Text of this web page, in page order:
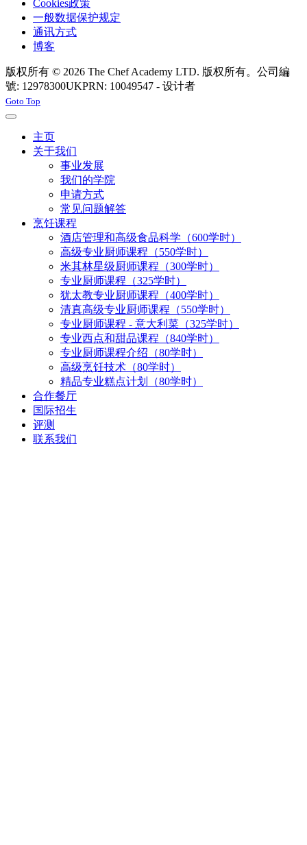
Cookies政策
一般数据保护规定
通讯方式
博客
版权所有 © 2026 The Chef Academy LTD. 版权所有。公司編
號: 12978300UKPRN: 10049547 - 设计者
Joomla! 3 Templates
Goto Top
主页
关于我们
事业发展
我们的学院
申请方式
常见问题解答
烹饪课程
酒店管理和高级食品科学（600学时）
高级专业厨师课程（550学时）
米其林星级厨师课程（300学时）
专业厨师课程（325学时）
犹太教专业厨师课程（400学时）
清真高级专业厨师课程（550学时）
专业厨师课程 - 意大利菜（325学时）
专业西点和甜品课程（840学时）
专业厨师课程介绍（80学时）
高级烹饪技术（80学时）
精品专业糕点计划（80学时）
合作餐厅
国际招生
评测
联系我们